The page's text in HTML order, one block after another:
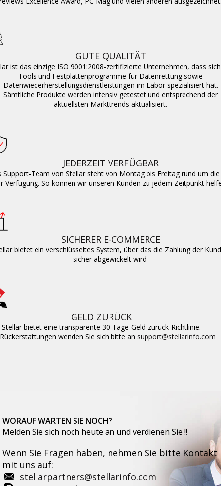
GUTE QUALITÄT
ist das einzige ISO 9001:2008-zertifizierte Unternehmen, dass
Tools und Festplattenprogramme für Datenrettung sowie
Datenwiederherstellungsdienstleistungen im Labor spezialisiert hat.
Sämtliche Produkte werden intensiv getestet und entsprechend der
aktuellsten Markttrends aktualisiert.
JEDERZEIT VERFÜGBAR
Support-Team von Stellar steht von Montag bis Freitag rund um die
Verfügung. So können wir unseren Kunden zu jedem Zeitpunkt
SICHERER E-COMMERCE
bietet ein verschlüsseltes System, über das die Zahlung der
sicher abgewickelt wird.
GELD ZURÜCK
Stellar bietet eine transparente 30-Tage-Geld-zurück-Richtlinie.
wenden Sie sich bitte an support@stellarinfo.com
WORAUF WARTEN SIE NOCH?
Melden Sie sich noch heute an und verdienen Sie !!
Wenn Sie Fragen haben, nehmen Sie bitte Kontakt
mit uns auf:
stellarpartners@stellarinfo.com